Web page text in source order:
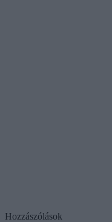
Hozzászólások